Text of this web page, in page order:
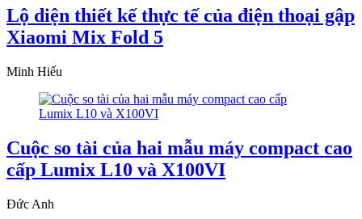
Lộ diện thiết kế thực tế của điện thoại gập
Xiaomi Mix Fold 5
Minh Hiếu
Cuộc so tài của hai mẫu máy compact cao
cấp Lumix L10 và X100VI
Đức Anh